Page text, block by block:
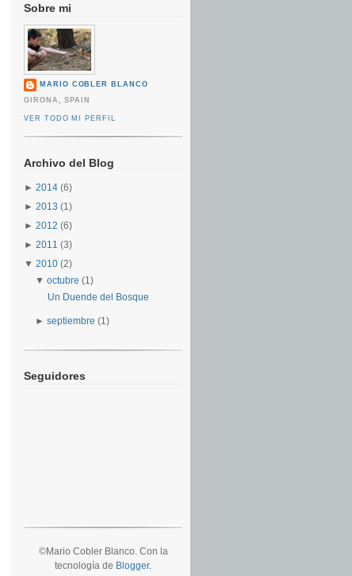
Sobre mi
MARIO COBLER BLANCO
GIRONA, SPAIN
VER TODO MI PERFIL
Archivo del Blog
► 2014 (6)
► 2013 (1)
► 2012 (6)
► 2011 (3)
▼ 2010 (2)
▼octubre (1)
Un Duende del Bosque
►septiembre (1)
Seguidores
©Mario Cobler Blanco. Con la
tecnología de Blogger.